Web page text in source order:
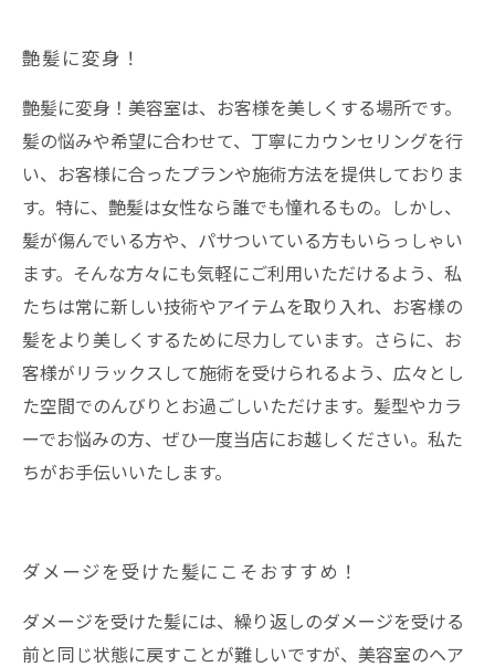
艶髪に変身！
艶髪に変身！美容室は、お客様を美しくする場所です。
髪の悩みや希望に合わせて、丁寧にカウンセリングを行
い、お客様に合ったプランや施術方法を提供しておりま
す。特に、艶髪は女性なら誰でも憧れるもの。しかし、
髪が傷んでいる方や、パサついている方もいらっしゃい
ます。そんな方々にも気軽にご利用いただけるよう、私
たちは常に新しい技術やアイテムを取り入れ、お客様の
髪をより美しくするために尽力しています。さらに、お
客様がリラックスして施術を受けられるよう、広々とし
た空間でのんびりとお過ごしいただけます。髪型やカラ
ーでお悩みの方、ぜひ一度当店にお越しください。私た
ちがお手伝いいたします。
ダメージを受けた髪にこそおすすめ！
ダメージを受けた髪には、繰り返しのダメージを受ける
前と同じ状態に戻すことが難しいですが、美容室のヘア